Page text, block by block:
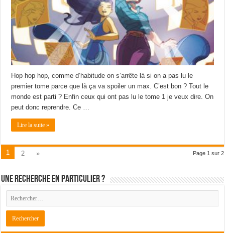
Hop hop hop, comme d’habitude on s’arrête là si on a pas lu le
premier tome parce que là ça va spoiler un max. C’est bon ? Tout le
monde est parti ? Enfin ceux qui ont pas lu le tome 1 je veux dire. On
peut donc reprendre. Ce …
Lire la suite »
Page 1 sur 2
1 2 »
Une recherche en particulier ?